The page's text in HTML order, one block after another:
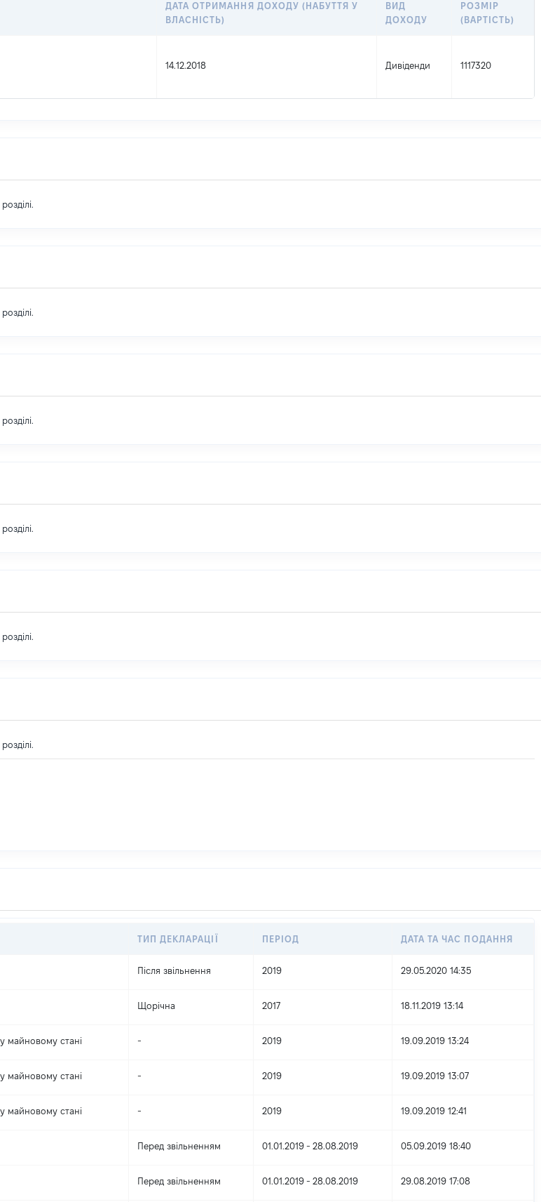
ДАТА ОТРИМАННЯ ДОХОДУ (НАБУТТЯ У
ВЛАСНІСТЬ)
ВИД
ДОХОДУ
РОЗМІР
(ВАРТІСТЬ)
14.12.2018 Дивіденди 1117320
ТИП ДЕКЛАРАЦІЇ ПЕРІОД ДАТА ТА ЧАС ПОДАННЯ
Після звільнення 2019 29.05.2020 14:35
Щорічна 2017 18.11.2019 13:14
майновому стані - 2019 19.09.2019 13:24
майновому стані - 2019 19.09.2019 13:07
майновому стані - 2019 19.09.2019 12:41
Перед звільненням 01.01.2019 - 28.08.2019 05.09.2019 18:40
Перед звільненням 01.01.2019 - 28.08.2019 29.08.2019 17:08